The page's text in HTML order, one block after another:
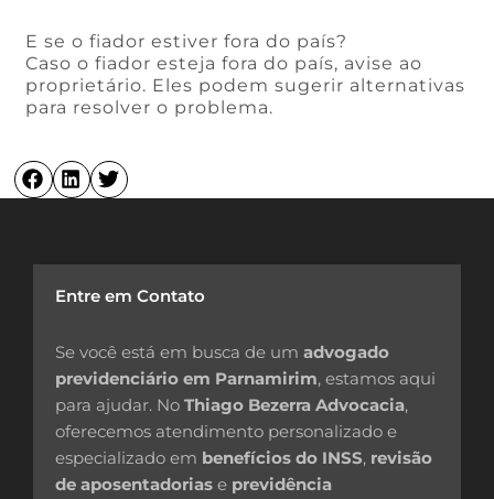
E se o fiador estiver fora do país?
Caso o fiador esteja fora do país, avise ao
proprietário. Eles podem sugerir alternativas
para resolver o problema.
Entre em Contato
Se você está em busca de um advogado
previdenciário em Parnamirim, estamos aqui
para ajudar. No Thiago Bezerra Advocacia,
oferecemos atendimento personalizado e
especializado em benefícios do INSS, revisão
de aposentadorias e previdência